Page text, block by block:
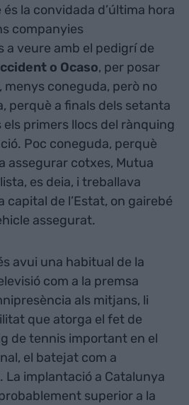
la convidada d’última hora
companyies
a veure amb el pedigrí de
o Ocaso, per posar
menys coneguda, però no
perquè a finals dels setanta
els primers llocs del rànquing
Poc coneguda, perquè
assegurar cotxes, Mutua
es deia, i treballava
de l’Estat, on gairebé
assegurat.
avui una habitual de la
com a la premsa
als mitjans, li
que atorga el fet de
de tennis important en el
el batejat com a
. La implantació a Catalunya
superior a la